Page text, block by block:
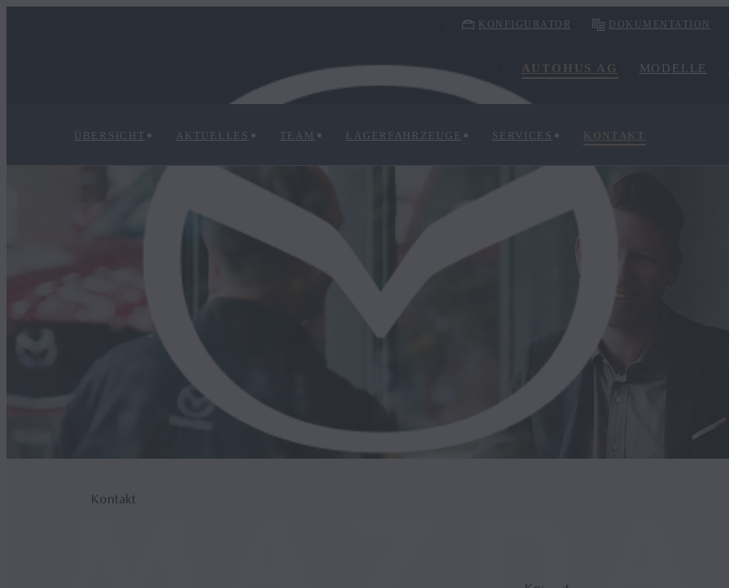
KONFIGURATOR DOKUMENTATION
AUTOHUS AG MODELLE
ÜBERSICHT AKTUELLES TEAM LAGERFAHRZEUGE SERVICES KONTAKT
Kontakt